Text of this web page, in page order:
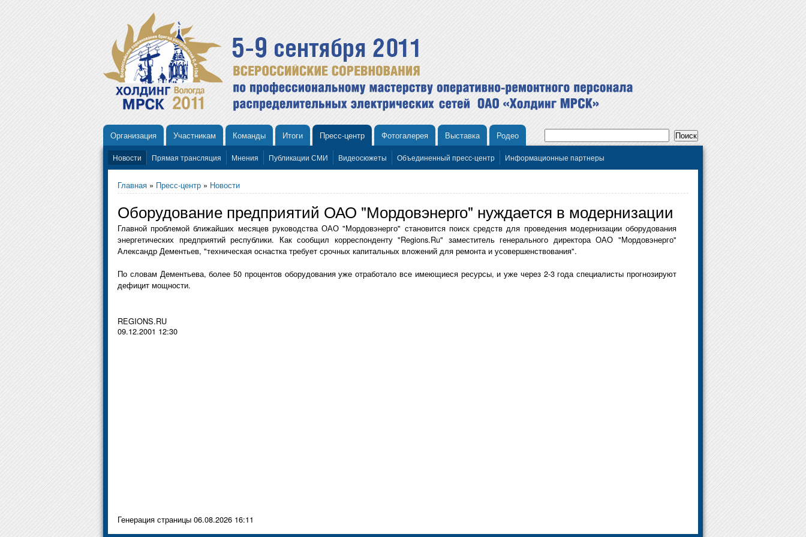
Организация Участникам Команды Итоги Пресс-центр Фотогалерея Выставка Родео
Новости Прямая трансляция Мнения Публикации СМИ Видеосюжеты Объединенный пресс-центр Информационные партнеры
Главная » Пресс-центр » Новости
Оборудование предприятий ОАО "Мордовэнерго" нуждается в модернизации
Главной проблемой ближайших месяцев руководства ОАО "Мордовэнерго" становится поиск средств для проведения модернизации оборудования
энергетических предприятий республики. Как сообщил корреспонденту "Regions.Ru" заместитель генерального директора ОАО "Мордовэнерго"
Александр Дементьев, "техническая оснастка требует срочных капитальных вложений для ремонта и усовершенствования".
По словам Дементьева, более 50 процентов оборудования уже отработало все имеющиеся ресурсы, и уже через 2-3 года специалисты прогнозируют
дефицит мощности.
REGIONS.RU
09.12.2001 12:30
Генерация страницы 06.08.2026 16:11